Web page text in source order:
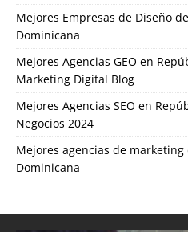
Mejores Empresas de Diseño
Dominicana
Mejores Agencias GEO en
Marketing Digital Blog
Mejores Agencias SEO en
Negocios 2024
Mejores agencias de
Dominicana